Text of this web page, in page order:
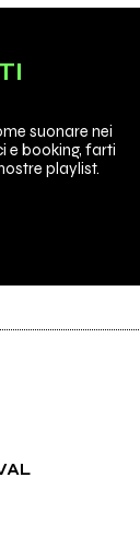
suonare nei
e booking, farti
playlist.